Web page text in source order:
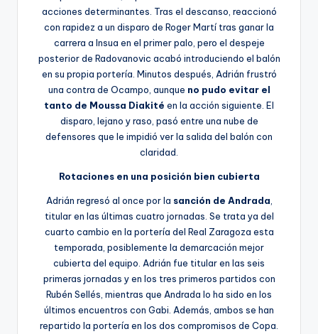
acciones determinantes. Tras el descanso, reaccionó
con rapidez a un disparo de Roger Martí tras ganar la
carrera a Insua en el primer palo, pero el despeje
posterior de Radovanovic acabó introduciendo el balón
en su propia portería. Minutos después, Adrián frustró
una contra de Ocampo, aunque no pudo evitar el
tanto de Moussa Diakité en la acción siguiente. El
disparo, lejano y raso, pasó entre una nube de
defensores que le impidió ver la salida del balón con
claridad.
Rotaciones en una posición bien cubierta
Adrián regresó al once por la sanción de Andrada
titular en las últimas cuatro jornadas. Se trata ya del
cuarto cambio en la portería del Real Zaragoza esta
temporada, posiblemente la demarcación mejor
cubierta del equipo. Adrián fue titular en las seis
primeras jornadas y en los tres primeros partidos con
Rubén Sellés, mientras que Andrada lo ha sido en los
últimos encuentros con Gabi. Además, ambos se han
repartido la portería en los dos compromisos de Copa.